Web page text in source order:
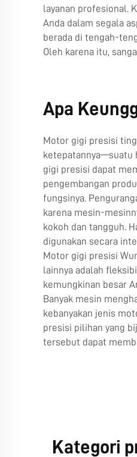
layanan profesional.
Anda dalam segala
berada di tengah-
Oleh karena itu,
Apa
Motor gigi presisi
ketepatannya—suatu
gigi presisi dapat
pengembangan
fungsinya.
karena mesin-
kokoh dan tangguh.
digunakan secara
Motor gigi presisi
lainnya adalah
kemungkinan besar
Banyak mesin
kebanyakan jenis
presisi pilihan yang
tersebut dapat
Kategori